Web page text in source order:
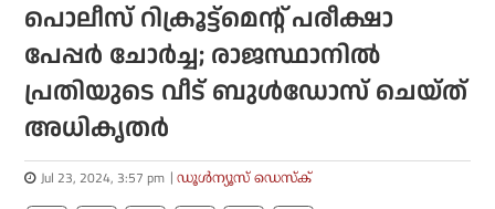
പൊലീസ് റിക്രൂട്ട്‌മെൻ്റ് പരീക്ഷാ
പേപ്പർ ചോർച്ച; രാജസ്ഥാനിൽ
പ്രതിയുടെ വീട് ബുൾഡോസ് ചെയ്ത്
അധികൃതർ
Jul 23, 2024, 3:57 pm ഡൂള്‍ന്യൂസ് ഡെസ്‌ക്